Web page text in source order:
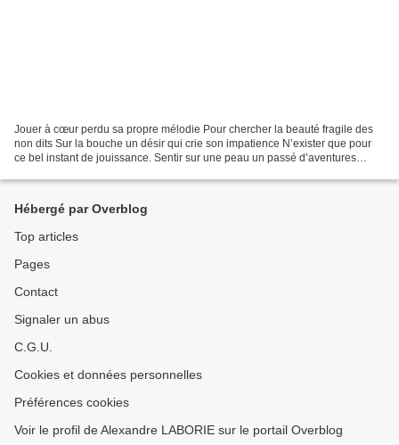
Jouer à cœur perdu sa propre mélodie Pour chercher la beauté fragile des
non dits Sur la bouche un désir qui crie son impatience N’exister que pour
ce bel instant de jouissance. Sentir sur une peau un passé d’aventures
Hébergé par Overblog
Top articles
Pages
Contact
Signaler un abus
C.G.U.
Cookies et données personnelles
Préférences cookies
Voir le profil de Alexandre LABORIE sur le portail Overblog